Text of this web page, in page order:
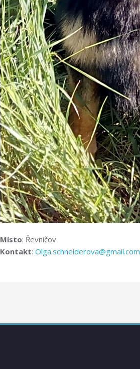
Místo: Řevničov
Kontakt: Olga.schneiderova@gmail.com